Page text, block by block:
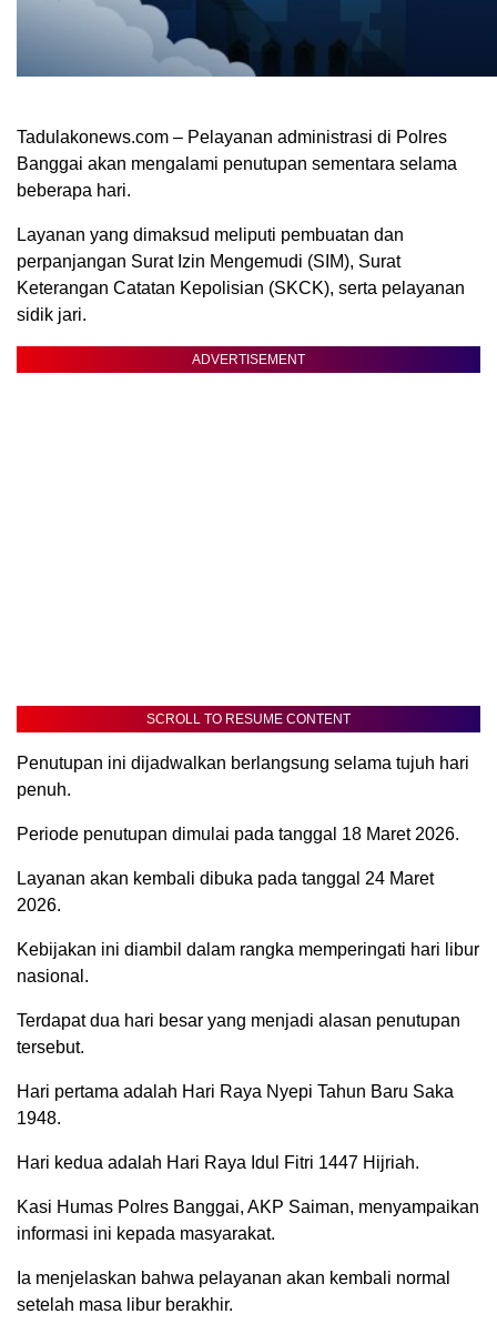
Tadulakonews.com – Pelayanan administrasi di Polres
Banggai akan mengalami penutupan sementara selama
beberapa hari.
Layanan yang dimaksud meliputi pembuatan dan
perpanjangan Surat Izin Mengemudi (SIM), Surat
Keterangan Catatan Kepolisian (SKCK), serta pelayanan
sidik jari.
ADVERTISEMENT
SCROLL TO RESUME CONTENT
Penutupan ini dijadwalkan berlangsung selama tujuh hari
penuh.
Periode penutupan dimulai pada tanggal 18 Maret 2026.
Layanan akan kembali dibuka pada tanggal 24 Maret
2026.
Kebijakan ini diambil dalam rangka memperingati hari libur
nasional.
Terdapat dua hari besar yang menjadi alasan penutupan
tersebut.
Hari pertama adalah Hari Raya Nyepi Tahun Baru Saka
1948.
Hari kedua adalah Hari Raya Idul Fitri 1447 Hijriah.
Kasi Humas Polres Banggai, AKP Saiman, menyampaikan
informasi ini kepada masyarakat.
Ia menjelaskan bahwa pelayanan akan kembali normal
setelah masa libur berakhir.